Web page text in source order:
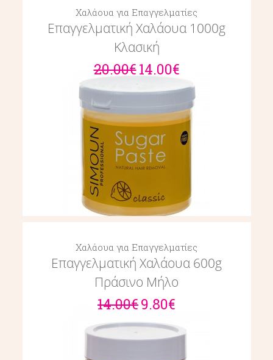
Χαλάουα για Επαγγελματίες
Επαγγελματική Χαλάουα 1000g
Κλασική
20.00€14.00€
Χαλάουα για Επαγγελματίες
Επαγγελματική Χαλάουα 600g
Πράσινο Μήλο
14.00€9.80€